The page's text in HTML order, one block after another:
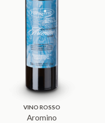
VINO ROSSO
Aromino